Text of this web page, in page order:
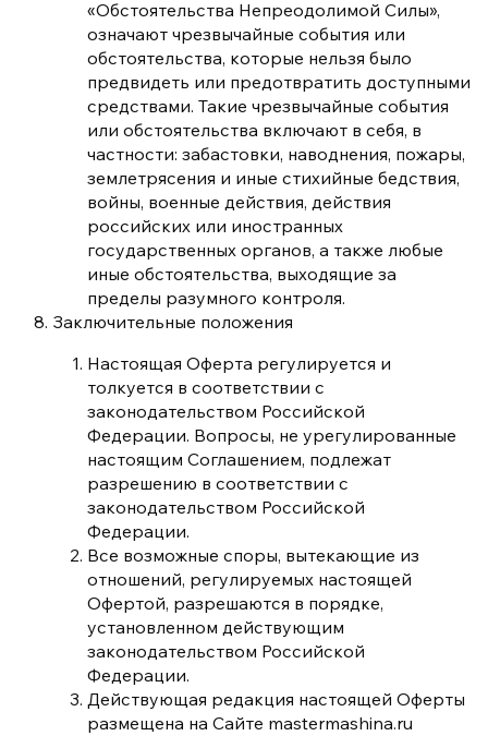
«Обстоятельства Непреодолимой Силы»,
означают чрезвычайные события или
обстоятельства, которые нельзя было
предвидеть или предотвратить доступными
средствами. Такие чрезвычайные события
или обстоятельства включают в себя, в
частности: забастовки, наводнения, пожары,
землетрясения и иные стихийные бедствия,
войны, военные действия, действия
российских или иностранных
государственных органов, а также любые
иные обстоятельства, выходящие за
пределы разумного контроля.
Заключительные положения
Настоящая Оферта регулируется и
толкуется в соответствии с
законодательством Российской
Федерации. Вопросы, не урегулированные
настоящим Соглашением, подлежат
разрешению в соответствии с
законодательством Российской
Федерации.
Все возможные споры, вытекающие из
отношений, регулируемых настоящей
Офертой, разрешаются в порядке,
установленном действующим
законодательством Российской
Федерации.
Действующая редакция настоящей Оферты
размещена на Сайте mastermashina.ru